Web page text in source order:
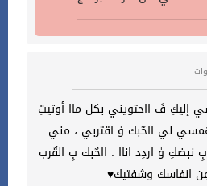
فَ ااحتويني بكل ماا أوتيتِ
لي ااحٌبك ۈ اقتربي ، مني
ۈ اردِد اناا : ااحٌبك بِ القٌرب
انفاسك وشفتيك♥️